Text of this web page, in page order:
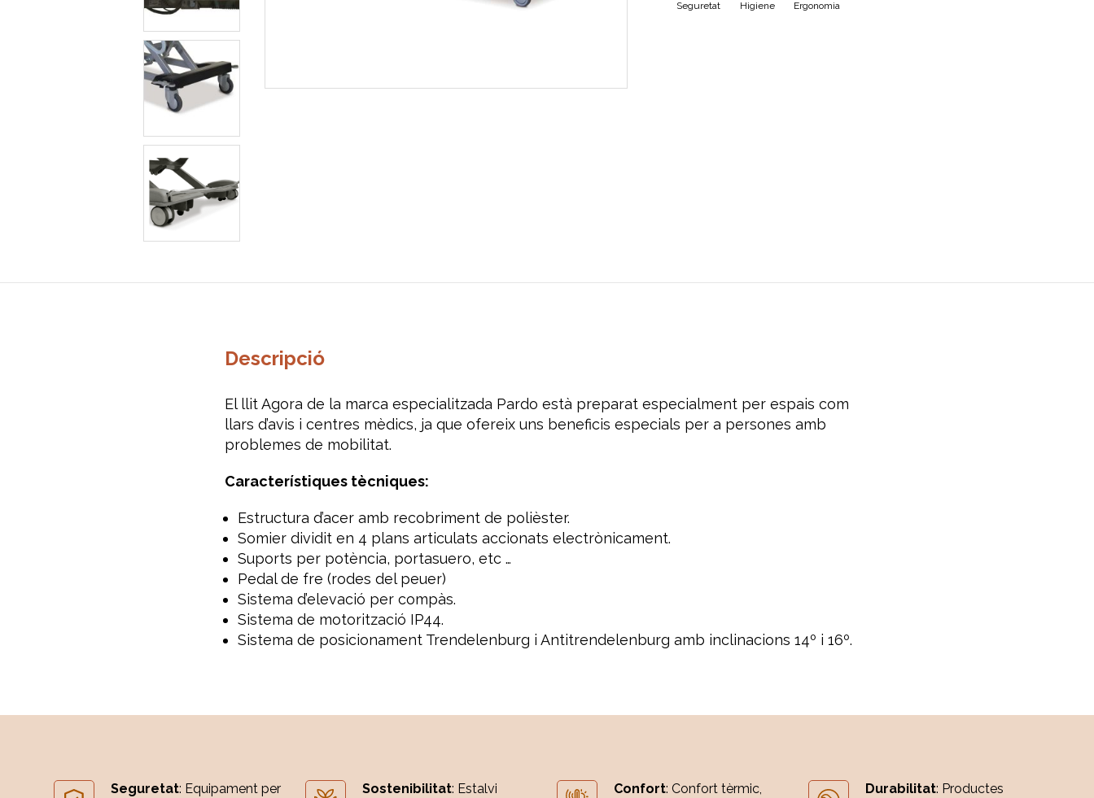
Seguretat Higiene Ergonomia
Descripció
El llit Agora de la marca especialitzada Pardo està preparat especialment per espais com
llars d’avis i centres mèdics, ja que ofereix uns beneficis especials per a persones amb
problemes de mobilitat.
Característiques tècniques:
Estructura d’acer amb recobriment de polièster.
Somier dividit en 4 plans articulats accionats electrònicament.
Suports per potència, portasuero, etc …
Pedal de fre (rodes del peuer)
Sistema d’elevació per compàs.
Sistema de motorització IP44.
Sistema de posicionament Trendelenburg i Antitrendelenburg amb inclinacions 14º i 16º.
Seguretat: Equipament per
Sostenibilitat: Estalvi
Confort: Confort tèrmic,
Durabilitat: Productes